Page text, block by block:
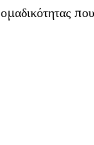
ομαδικότητας